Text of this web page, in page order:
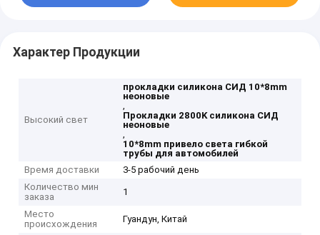
Характер Продукции
Высокий свет
прокладки силикона СИД 10*8mm
неоновые
,
Прокладки 2800K силикона СИД
неоновые
,
10*8mm привело света гибкой
трубы для автомобилей
Время доставки
3-5 рабочий день
Количество мин
заказа
1
Место
происхождения
Гуандун, Китай